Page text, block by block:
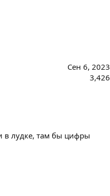
Сен 6, 2023
3,426
в лудке, там бы цифры